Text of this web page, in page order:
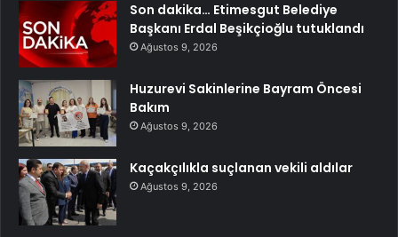
Son dakika… Etimesgut Belediye
Başkanı Erdal Beşikçioğlu tutuklandı
Ağustos 9, 2026
Huzurevi Sakinlerine Bayram Öncesi
Bakım
Ağustos 9, 2026
Kaçakçılıkla suçlanan vekili aldılar
Ağustos 9, 2026